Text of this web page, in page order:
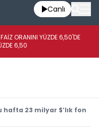
Canlı
ORANINI YÜZDE 6,50'DE
6,50
hafta 23 milyar $’lık fon